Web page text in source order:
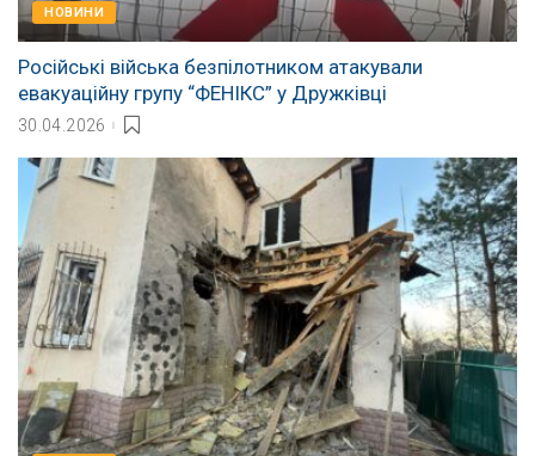
НОВИНИ
Російські війська безпілотником атакували
евакуаційну групу “ФЕНІКС” у Дружківці
30.04.2026